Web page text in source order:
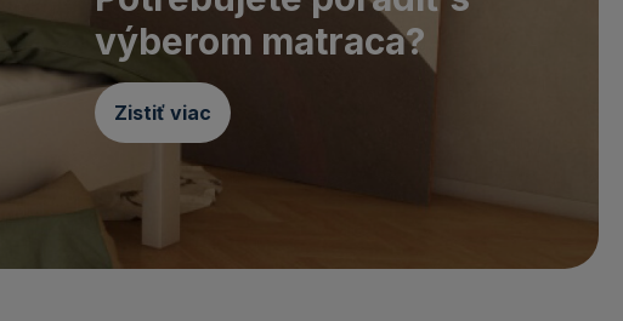
výberom matraca?
Zistiť viac